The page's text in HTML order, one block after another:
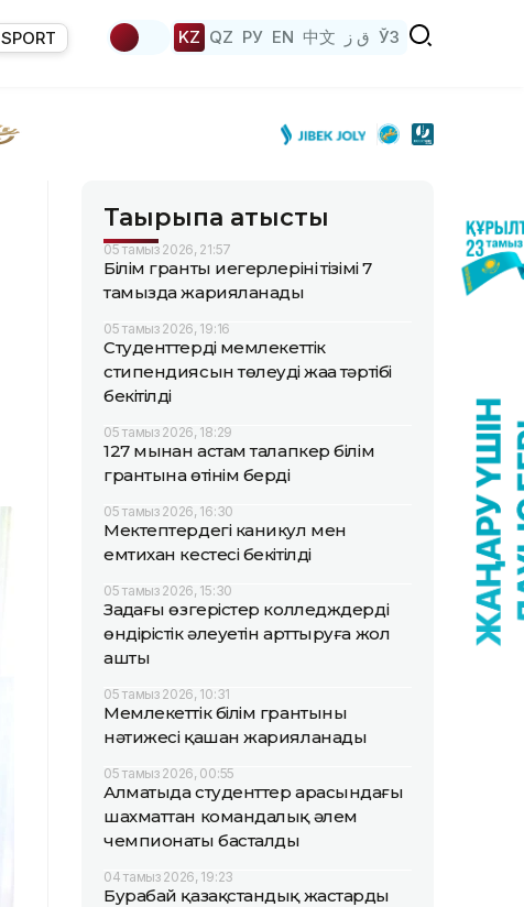
SPORT KZ QZ РУ EN 中文 ق ز ЎЗ
Тақырыпқа қатысты
05 тамыз 2026, 21:57
Білім гранты иегерлерінің тізімі 7
тамызда жарияланады
05 тамыз 2026, 19:16
Студенттердің мемлекеттік
стипендиясын төлеудің жаңа тәртібі
бекітілді
05 тамыз 2026, 18:29
127 мыңнан астам талапкер білім
грантына өтінім берді
05 тамыз 2026, 16:30
Мектептердегі каникул мен
емтихан кестесі бекітілді
05 тамыз 2026, 15:30
Заңдағы өзгерістер колледждердің
өндірістік әлеуетін арттыруға жол
ашты
05 тамыз 2026, 10:31
Мемлекеттік білім грантының
нәтижесі қашан жарияланады
05 тамыз 2026, 00:55
Алматыда студенттер арасындағы
шахматтан командалық әлем
чемпионаты басталды
04 тамыз 2026, 19:23
Бурабай қазақстандық жастардың